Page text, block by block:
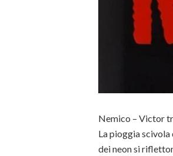
Nemico – Victor
La pioggia
dei neon si